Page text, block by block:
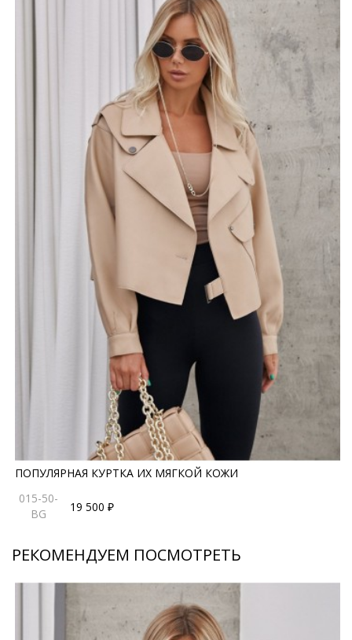
ПОПУЛЯРНАЯ КУРТКА ИХ МЯГКОЙ КОЖИ
015-50-
BG
19 500 ₽
РЕКОМЕНДУЕМ ПОСМОТРЕТЬ